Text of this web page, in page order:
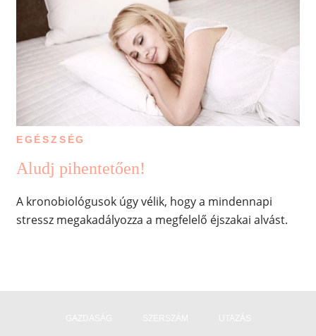
EGÉSZSÉG
Aludj pihentetően!
A kronobiológusok úgy vélik, hogy a mindennapi
stressz megakadályozza a megfelelő éjszakai alvást.